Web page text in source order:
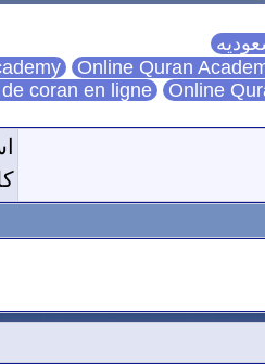
Online Quran
coran en ligne Online